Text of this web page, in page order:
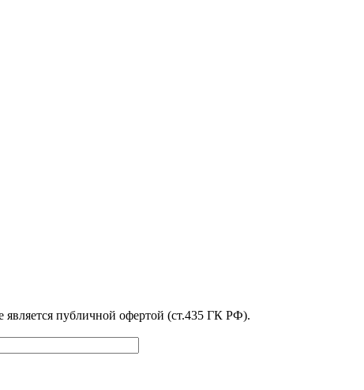
публичной офертой (ст.435 ГК РФ).